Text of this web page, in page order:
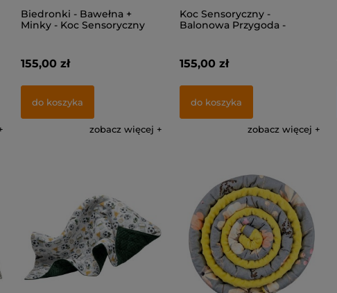
Biedronki - Bawełna +
Minky - Koc Sensoryczny
155,00 zł
do koszyka
zobacz więcej
Koc Sensoryczny -
Balonowa Przygoda -
155,00 zł
do koszyka
zobacz więcej